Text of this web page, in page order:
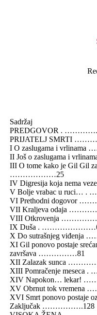
Sadržaj
PREDGOVOR .
PRIJATELJ SMRTI
I O zaslugama i
II Još o zaslugama i
III O tome kako je Gil Gil
………………25
IV Digresija koja nema
V Bolje vrabac u ruci…
VI Prethodni dogovor
VII Kraljeva odaja
VIII Otkrovenja
IX Duša .
X Do sutrašnjeg
XI Gil ponovo postaje
završava ……………81
XII Zalazak sunca
XIII Pomračenje
XIV Napokon… lekar!
XV Obrnut tok
XVI Smrt ponovo
Zaključak …………….128